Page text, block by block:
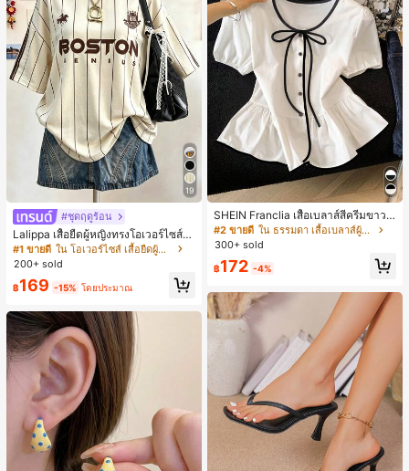
19
#ชุดฤดูร้อน
Lalippa เสื้อยืดผู้หญิงทรงโอเวอร์ไซส์ค
วามยาวกลาง คอกลม ไหล่ตก ลายพิมพ์
ตัวอักษรและลายทางแนวตั้ง สไตล์แฟชั่
นมินิมอล ของขวัญให้เพื่อน
#1 ขายดี
ใน โอเวอร์ไซส์ เสื้อยืดผู้หญิง
200+ sold
฿169 -15% โดยประมาณ
SHEIN Franclia เสื้อเบลาส์สีครีมขาวนุ่
มนวล เอวรูด, แต่งขอบตัดกัน + โบว์ผูก,
แขนพอง จับคู่กับกระโปรงชายระบาย,
กวัน
#2 ขายดี
ใน ธรรมดา เสื้อเบลาส์ผู้หญิง
300+ sold
฿172 -4%